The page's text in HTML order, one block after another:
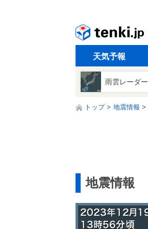
天気予報
雨雲レーダー
トップ 地震情報
地震情報